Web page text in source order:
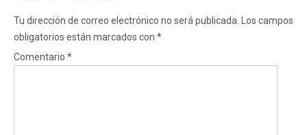
Tu dirección de correo electrónico no será publicada.
Los campos
obligatorios están marcados con *
Comentario *